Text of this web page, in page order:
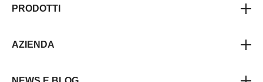
PRODOTTI
AZIENDA